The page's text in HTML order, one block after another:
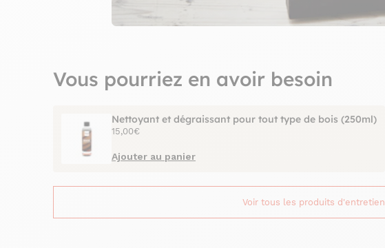
Vous pourriez en avoir besoin
Nettoyant et dégraissant pour tout type de bois (250ml)
15,00€
Ajouter au panier
Voir tous les produits d'entretien